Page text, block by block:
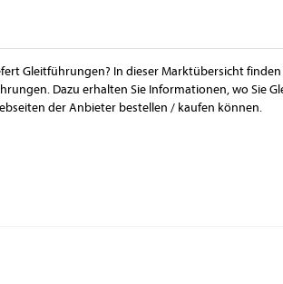
Gleitführungen? In dieser Marktübersicht
Dazu erhalten Sie Informationen, wo Sie
der Anbieter bestellen / kaufen können.